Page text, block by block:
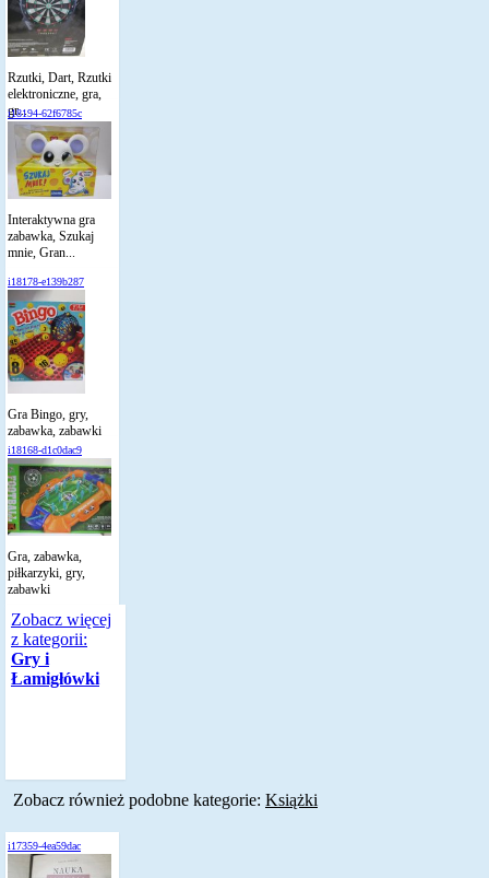
Rzutki, Dart, Rzutki
elektroniczne, gra,
gr...
i18194-62f6785c
Interaktywna gra
zabawka, Szukaj
mnie, Gran...
i18178-e139b287
Gra Bingo, gry,
zabawka, zabawki
i18168-d1c0dac9
Gra, zabawka,
piłkarzyki, gry,
zabawki
Zobacz więcej
z kategorii:
Gry i
Łamigłówki
Zobacz również podobne kategorie: Książki
i17359-4ea59dac